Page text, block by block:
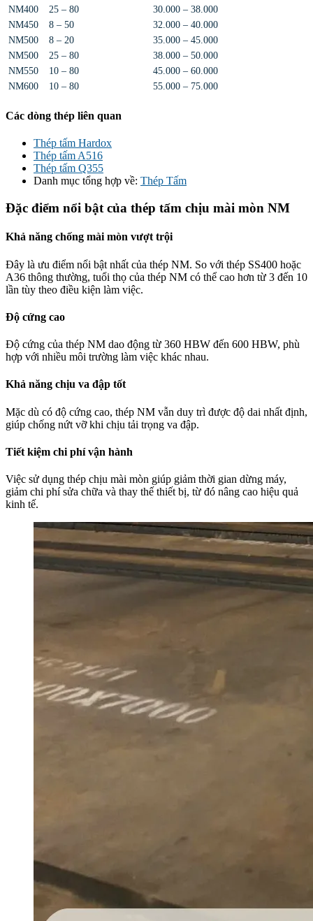
NM400
25 – 80
30.000 – 38.000
NM450
8 – 50
32.000 – 40.000
NM500
8 – 20
35.000 – 45.000
NM500
25 – 80
38.000 – 50.000
NM550
10 – 80
45.000 – 60.000
NM600
10 – 80 55.000 – 75.000
Các dòng thép liên quan
Thép tấm Hardox
Thép tấm A516
Thép tấm Q355
Danh mục tổng hợp về: Thép Tấm
Đặc điểm nổi bật của thép tấm chịu mài mòn NM
Khả năng chống mài mòn vượt trội
Đây là ưu điểm nổi bật nhất của thép NM. So với thép SS400 hoặc
A36 thông thường, tuổi thọ của thép NM có thể cao hơn từ 3 đến 10
lần tùy theo điều kiện làm việc.
Độ cứng cao
Độ cứng của thép NM dao động từ 360 HBW đến 600 HBW, phù
hợp với nhiều môi trường làm việc khác nhau.
Khả năng chịu va đập tốt
Mặc dù có độ cứng cao, thép NM vẫn duy trì được độ dai nhất định,
giúp chống nứt vỡ khi chịu tải trọng va đập.
Tiết kiệm chi phí vận hành
Việc sử dụng thép chịu mài mòn giúp giảm thời gian dừng máy,
giảm chi phí sửa chữa và thay thế thiết bị, từ đó nâng cao hiệu quả
kinh tế.